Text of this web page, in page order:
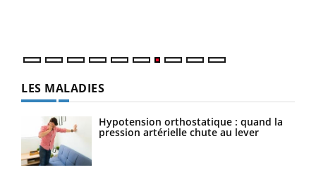
LES MALADIES
Hypotension orthostatique : quand la
pression artérielle chute au lever